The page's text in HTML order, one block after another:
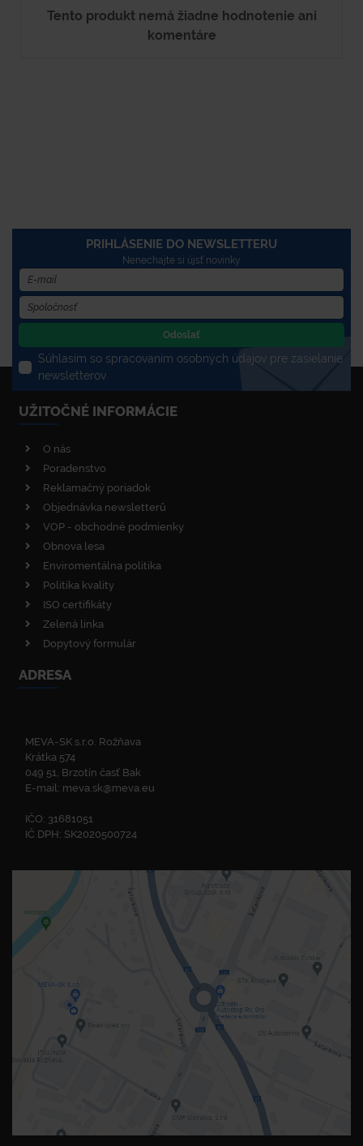
Tento produkt nemá žiadne hodnotenie ani
komentáre
PRIHLÁSENIE DO NEWSLETTERU
Nenechajte si újsť novinky
Odoslať
Súhlasím so spracovaním osobných údajov pre zasielanie
newsletterov
UŽITOČNÉ INFORMÁCIE
O nás
Poradenstvo
Reklamačný poriadok
Objednávka newsletterů
VOP - obchodné podmienky
Obnova lesa
Enviromentálna politika
Politika kvality
ISO certifikáty
Zelená linka
Dopytový formulár
ADRESA
MEVA-SK s.r.o. Rožňava
Krátka 574
049 51, Brzotín časť Bak
E-mail: meva.sk@meva.eu
IČO: 31681051
IČ DPH: SK2020500724